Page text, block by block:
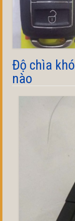
Độ chìa
nào